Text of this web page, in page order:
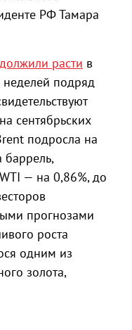
РФ Тамара
расти в
неделей подряд
сентябрьских
подросла на
— на 0,86%, до
прогнозами
роста
одним из
золота,